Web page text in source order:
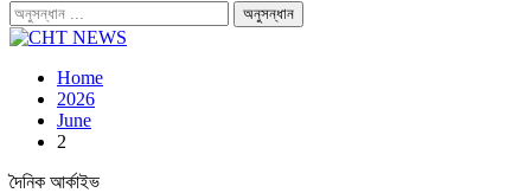
Home
2026
June
2
দৈনিক আর্কাইভ